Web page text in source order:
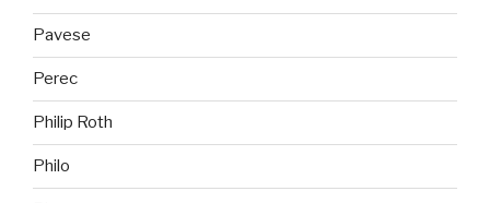
Pavese
Perec
Philip Roth
Philo